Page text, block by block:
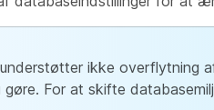
ikke overflytning
gøre. For at skifte